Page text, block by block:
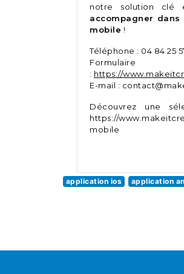
notre solution clé
accompagner
mobile !
Téléphone : 04 84 25
: https://
E-mail :
Découvrez une
https://
mobile
application ios application